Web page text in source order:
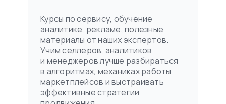
Курсы по сервису, обучение
аналитике, рекламе, полезные
материалы от наших экспертов.
Учим селлеров, аналитиков
и менеджеров лучше разбираться
в алгоритмах, механиках работы
маркетплейсов и выстраивать
эффективные стратегии